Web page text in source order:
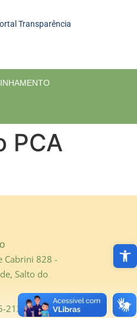
Transparência
PCA
Cabrini 828 -
Salto do
2131